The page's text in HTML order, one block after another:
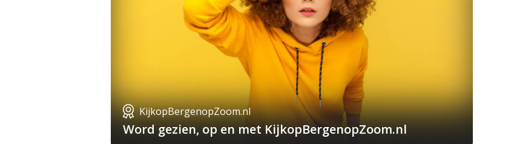
KijkopBergenopZoom.nl
Word gezien, op en met KijkopBergenopZoom.nl